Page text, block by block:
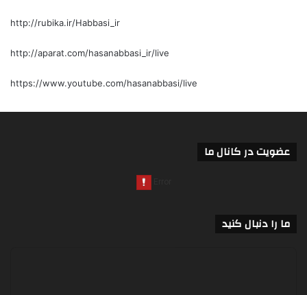
http://rubika.ir/Habbasi_ir
http://aparat.com/hasanabbasi_ir/live
https://www.youtube.com/hasanabbasi/live
عضویت در کانال ما
ما را دنبال کنید